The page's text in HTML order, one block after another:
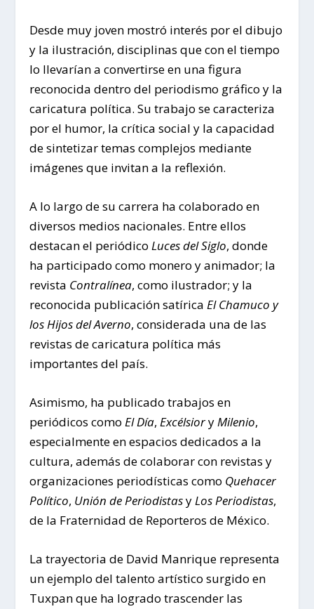
Desde muy joven mostró interés por el dibujo
y la ilustración, disciplinas que con el tiempo
lo llevarían a convertirse en una figura
reconocida dentro del periodismo gráfico y la
caricatura política. Su trabajo se caracteriza
por el humor, la crítica social y la capacidad
de sintetizar temas complejos mediante
imágenes que invitan a la reflexión.
A lo largo de su carrera ha colaborado en
diversos medios nacionales. Entre ellos
destacan el periódicoLuces del Siglo, donde
ha participado como monero y animador; la
revista Contralínea, como ilustrador; y la
reconocida publicación satíricaEl Chamuco y
los Hijos del Averno, considerada una de las
revistas de caricatura política más
importantes del país.
Asimismo, ha publicado trabajos en
periódicos comoEl Día,ExcélsioryMilenio,
especialmente en espacios dedicados a la
cultura, además de colaborar con revistas y
organizaciones periodísticas como Quehacer
Político, Unión de PeriodistasyLos Periodistas,
de la Fraternidad de Reporteros de México.
La trayectoria de David Manrique representa
un ejemplo del talento artístico surgido en
Tuxpan que ha logrado trascender las